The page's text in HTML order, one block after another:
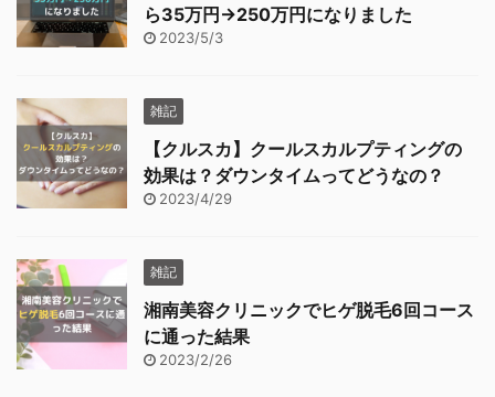
ら35万円→250万円になりました
2023/5/3
雑記
【クルスカ】クールスカルプティングの
効果は？ダウンタイムってどうなの？
2023/4/29
雑記
湘南美容クリニックでヒゲ脱毛6回コース
に通った結果
2023/2/26